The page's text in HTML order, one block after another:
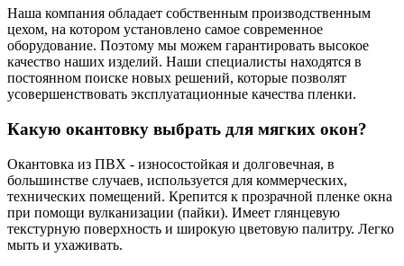
Наша компания обладает собственным производственным
цехом, на котором установлено самое современное
оборудование. Поэтому мы можем гарантировать высокое
качество наших изделий. Наши специалисты находятся в
постоянном поиске новых решений, которые позволят
усовершенствовать эксплуатационные качества пленки.
Какую окантовку выбрать для мягких окон?
Окантовка из ПВХ - износостойкая и долговечная, в
большинстве случаев, используется для коммерческих,
технических помещений. Крепится к прозрачной пленке окна
при помощи вулканизации (пайки). Имеет глянцевую
текстурную поверхность и широкую цветовую палитру. Легко
мыть и ухаживать.